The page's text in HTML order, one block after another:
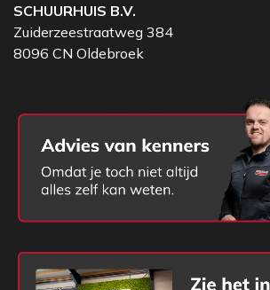
SCHUURHUIS B.V.
Zuiderzeestraatweg 384
8096 CN Oldebroek